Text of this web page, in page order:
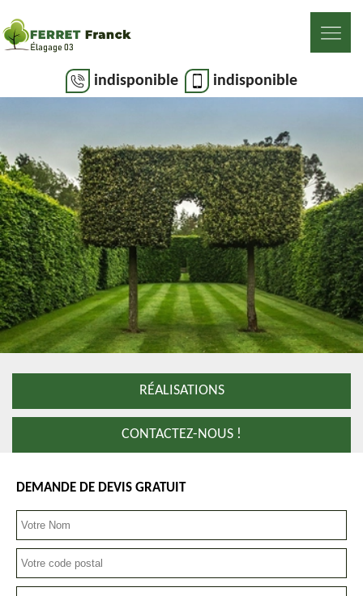
indisponible indisponible
RÉALISATIONS
CONTACTEZ-NOUS !
DEMANDE DE DEVIS GRATUIT